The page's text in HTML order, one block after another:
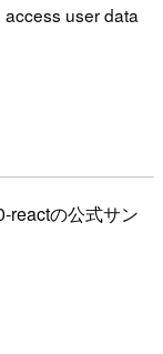
access user data
reactの公式サン